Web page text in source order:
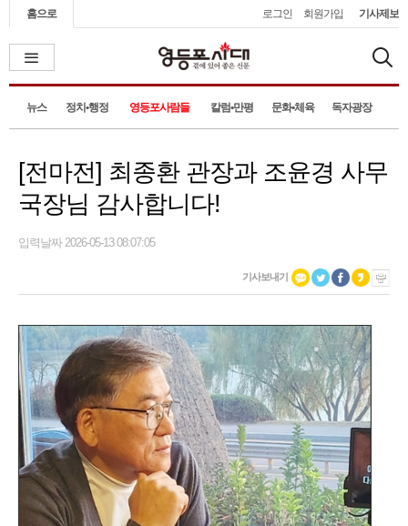
홈으로 로그인 회원가입 기사제보
뉴스 정치•행정 영등포사람들 칼럼•만평 문화•체육 독자광장
[전마전] 최종환 관장과 조윤경 사무
국장님 감사합니다!
입력날짜 2026-05-13 08:07:05
기사보내기